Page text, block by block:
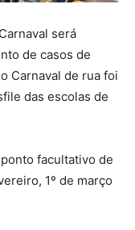
será
de casos de
Carnaval de rua foi
das escolas de
facultativo de
1º de março